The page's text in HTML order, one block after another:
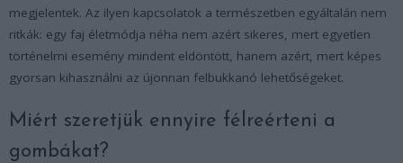
megjelentek. Az ilyen kapcsolatok a természetben egyáltalán nem
ritkák: egy faj életmódja néha nem azért sikeres, mert egyetlen
történelmi esemény mindent eldöntött, hanem azért, mert képes
gyorsan kihasználni az újonnan felbukkanó lehetőségeket.
Miért szeretjük ennyire félreérteni a
gombákat?